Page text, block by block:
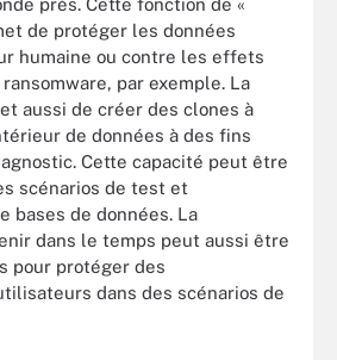
de protéger les données
humaine ou contre les effets
par exemple. La
aussi de créer des clones à
de données à des fins
Cette capacité peut être
scénarios de test et
bases de données. La
dans le temps peut aussi être
pour protéger des
dans des scénarios de